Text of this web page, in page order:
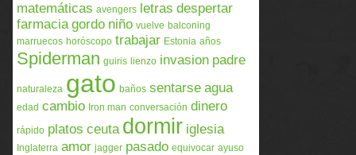
matemáticas avengers letras despertar
farmacia gordo niño vuelve balconing
marruecos horóscopo trabajar Estonia años
Spiderman guiris lienzo invasion padre
naturaleza gato baños sentarse agua
edad cambio Iron man conversación dinero
rápido platos ceuta dormir iglesia
Inglaterra amor jagger pasado equivocar ayuso